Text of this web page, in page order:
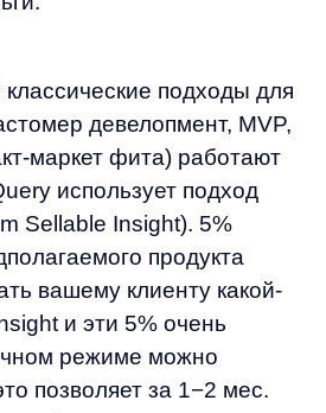
за 1−2 мес.
боль выражена
потом разработать для
берете дешевого
тыс. руб. и отправьте
клиентов
измерить
для него параметр.
дешево
большое